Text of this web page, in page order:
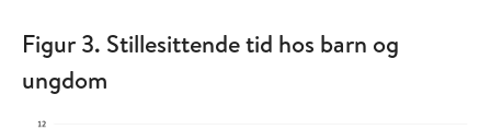
Figur 3. Stillesittende tid hos barn og
ungdom